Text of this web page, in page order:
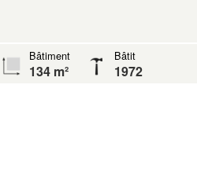
Bâtiment
134 m²
Bâtit
1972